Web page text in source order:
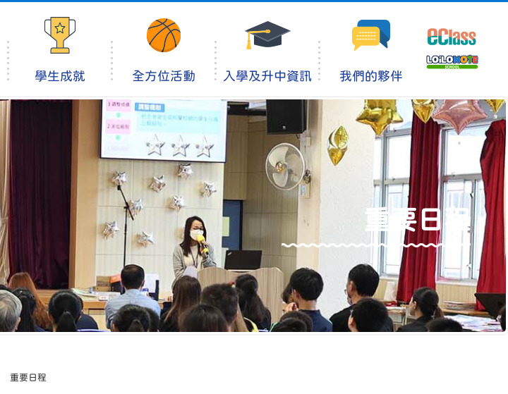
學生成就 全方位活動 入學及升中資訊 我們的夥伴
重要日程
重要日程